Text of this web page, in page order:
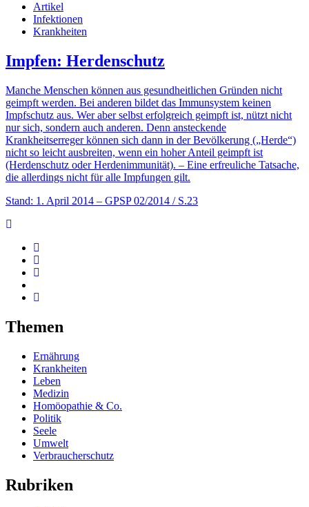
Artikel
Infektionen
Krankheiten
Impfen: Herdenschutz
Manche Menschen können aus gesundheitlichen Gründen nicht
geimpft werden. Bei anderen bildet das Immunsystem keinen
Impfschutz aus. Wer aber selbst erfolgreich geimpft ist, nützt nicht
nur sich, sondern auch anderen. Denn ansteckende
Krankheitserreger können sich dann in der Bevölkerung („Herde“)
nicht so leicht ausbreiten, wenn ein hoher Anteil geimpft ist
(Herdenschutz oder Herdenimmunität). – Eine erfreuliche Tatsache,
die allerdings nicht für alle Impfungen gilt.
Stand: 1. April 2014 – GPSP 02/2014 / S.23
Themen
Ernährung
Krankheiten
Leben
Medizin
Homöopathie & Co.
Politik
Seele
Umwelt
Verbraucherschutz
Rubriken